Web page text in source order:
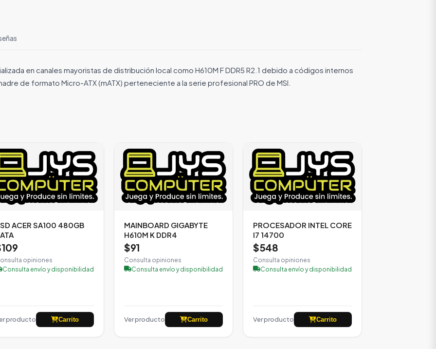
en canales mayoristas de distribución local como H610M F DDR5 R2.1 debido a códigos internos
de formato Micro-ATX (mATX) perteneciente a la serie profesional PRO de MSI.
ACER SA100 480GB
opiniones
Consulta envío y disponibilidad
producto Carrito
MAINBOARD GIGABYTE
H610M K DDR4
$91
Consulta opiniones
Consulta envío y disponibilidad
Ver producto Carrito
PROCESADOR INTEL CORE
I7 14700
$548
Consulta opiniones
Consulta envío y disponibilidad
Ver producto Carrito